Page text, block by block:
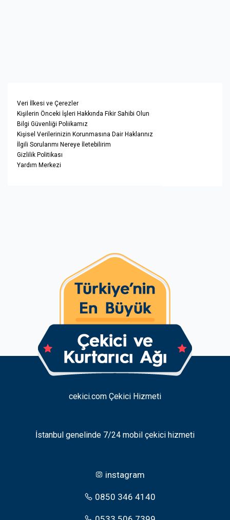
Veri İlkesi ve Çerezler
Kişilerin Önceki İşleri Hakkında Fikir Sahibi Olun
Bilgi Güvenliği Poliikamız
Kişisel Verilerinizin Korunmasına Dair Haklarınız
İlgili Sorularımı Nereye İletebilirim
Gizlilik Politikası
Yardım Merkezi
cekici.com Çekici Hizmeti
İstanbul genelinde 7/24 mobil çekici hizmeti
instagram
0850 346 4140